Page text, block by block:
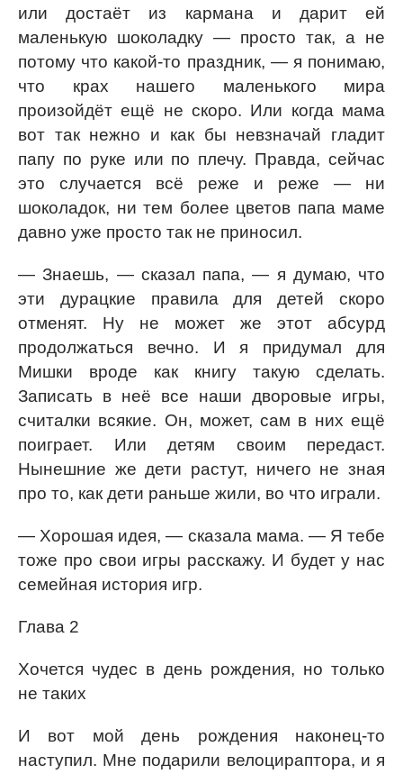
или достаёт из кармана и дарит ей
маленькую шоколадку — просто так, а не
потому что какой-то праздник, — я понимаю,
что крах нашего маленького мира
произойдёт ещё не скоро. Или когда мама
вот так нежно и как бы невзначай гладит
папу по руке или по плечу. Правда, сейчас
это случается всё реже и реже — ни
шоколадок, ни тем более цветов папа маме
давно уже просто так не приносил.
— Знаешь, — сказал папа, — я думаю, что
эти дурацкие правила для детей скоро
отменят. Ну не может же этот абсурд
продолжаться вечно. И я придумал для
Мишки вроде как книгу такую сделать.
Записать в неё все наши дворовые игры,
считалки всякие. Он, может, сам в них ещё
поиграет. Или детям своим передаст.
Нынешние же дети растут, ничего не зная
про то, как дети раньше жили, во что играли.
— Хорошая идея, — сказала мама. — Я тебе
тоже про свои игры расскажу. И будет у нас
семейная история игр.
Глава 2
Хочется чудес в день рождения, но только
не таких
И вот мой день рождения наконец-то
наступил. Мне подарили велоцираптора, и я